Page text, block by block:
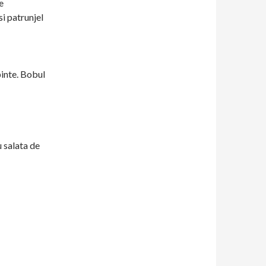
patrunjel
Bobul
salata de